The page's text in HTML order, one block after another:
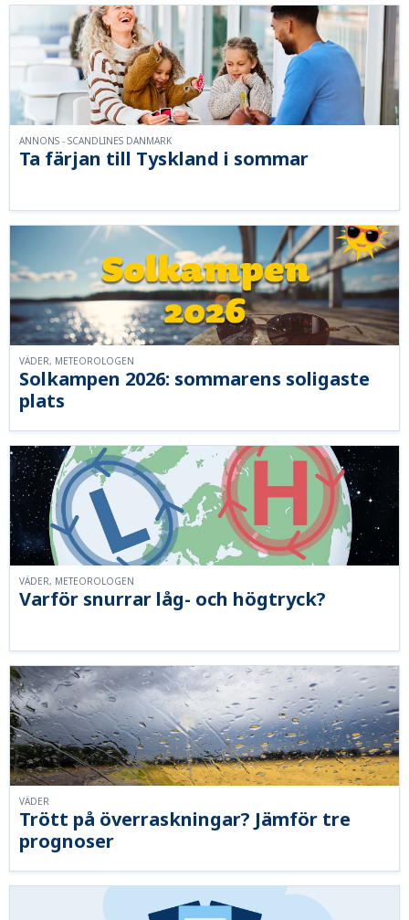
Ta färjan till Tyskland i sommar
ANNONS - SCANDLINES DANMARK
Solkampen 2026: sommarens soligaste
plats
VÄDER, METEOROLOGEN
Varför snurrar låg- och högtryck?
VÄDER, METEOROLOGEN
Trött på överraskningar? Jämför tre
prognoser
VÄDER